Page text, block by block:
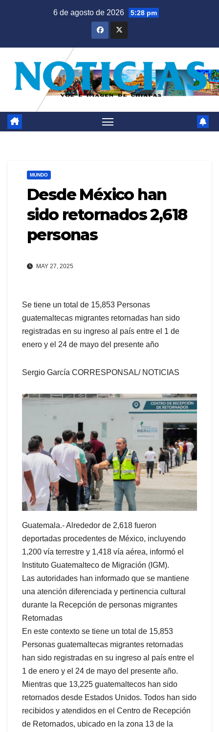
6 de agosto de 2026 5:28 pm
MUNDO
Desde México han
sido retornados 2,618
personas
MAY 27, 2025
Se tiene un total de 15,853 Personas
guatemaltecas migrantes retornadas han sido
registradas en su ingreso al país entre el 1 de
enero y el 24 de mayo del presente año
Sergio García CORRESPONSAL/ NOTICIAS
Guatemala.- Alrededor de 2,618 fueron
deportadas procedentes de México, incluyendo
1,200 vía terrestre y 1,418 vía aérea, informó el
Instituto Guatemalteco de Migración (IGM).
Las autoridades han informado que se mantiene
una atención diferenciada y pertinencia cultural
durante la Recepción de personas migrantes
Retornadas
En este contexto se tiene un total de 15,853
Personas guatemaltecas migrantes retornadas
han sido registradas en su ingreso al país entre el
1 de enero y el 24 de mayo del presente año.
Mientras que 13,225 guatemaltecos han sido
retornados desde Estados Unidos. Todos han sido
recibidos y atendidos en el Centro de Recepción
de Retornados, ubicado en la zona 13 de la